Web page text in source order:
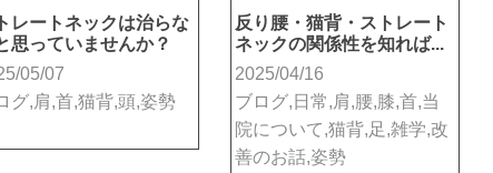
レートネックは治らな
思っていませんか？
05/07
グ,肩,首,猫背,頭,姿勢
反り腰・猫背・ストレート
ネックの関係性を知れば...
2025/04/16
ブログ,日常,肩,腰,膝,首,当
院について,猫背,足,雑学,改
善のお話,姿勢